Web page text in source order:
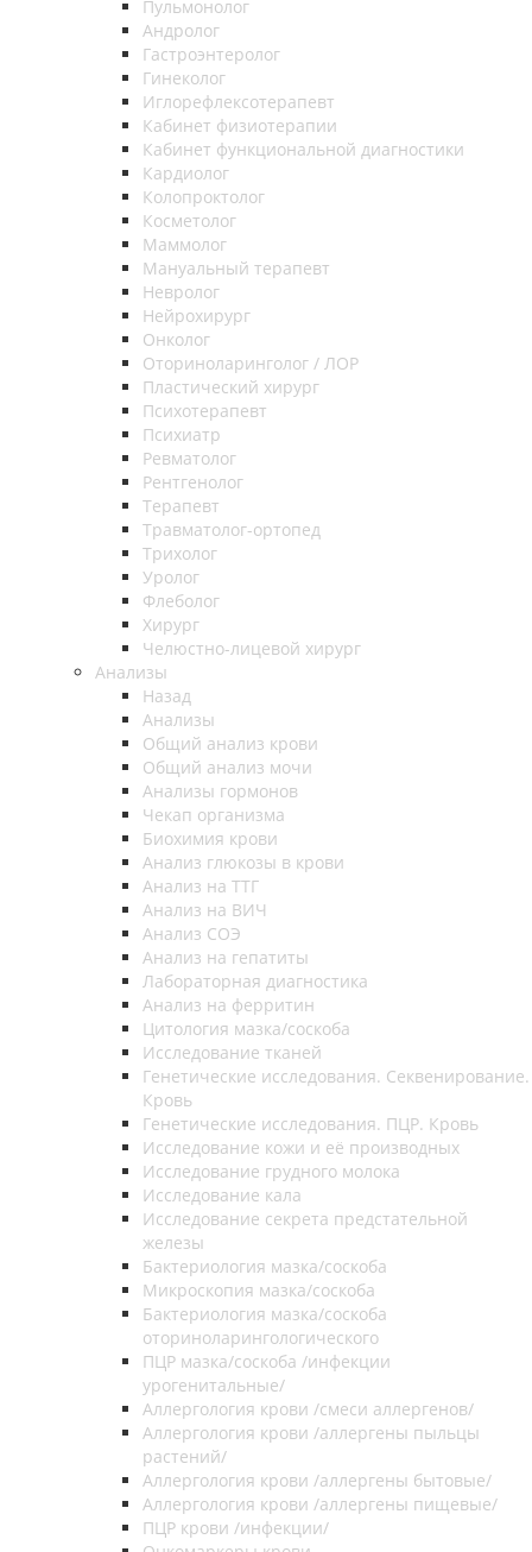
Пульмонолог
Андролог
Гастроэнтеролог
Гинеколог
Иглорефлексотерапевт
Кабинет физиотерапии
Кабинет функциональной диагностики
Кардиолог
Колопроктолог
Косметолог
Маммолог
Мануальный терапевт
Невролог
Нейрохирург
Онколог
Оториноларинголог / ЛОР
Пластический хирург
Психотерапевт
Психиатр
Ревматолог
Рентгенолог
Терапевт
Травматолог-ортопед
Трихолог
Уролог
Флеболог
Хирург
Челюстно-лицевой хирург
Анализы
Назад
Анализы
Общий анализ крови
Общий анализ мочи
Анализы гормонов
Чекап организма
Биохимия крови
Анализ глюкозы в крови
Анализ на ТТГ
Анализ на ВИЧ
Анализ СОЭ
Анализ на гепатиты
Лабораторная диагностика
Анализ на ферритин
Цитология мазка/соскоба
Исследование тканей
Генетические исследования. Секвенирование.
Кровь
Генетические исследования. ПЦР. Кровь
Исследование кожи и её производных
Исследование грудного молока
Исследование кала
Исследование секрета предстательной
железы
Бактериология мазка/соскоба
Микроскопия мазка/соскоба
Бактериология мазка/соскоба
оториноларингологического
ПЦР мазка/соскоба /инфекции
урогенитальные/
Аллергология крови /смеси аллергенов/
Аллергология крови /аллергены пыльцы
растений/
Аллергология крови /аллергены бытовые/
Аллергология крови /аллергены пищевые/
ПЦР крови /инфекции/